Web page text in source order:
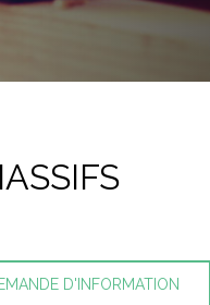
D'INFORMATION